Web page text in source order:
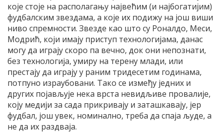
које стоје на располагању највећим (и најбогатијим)
фудбалским звездама, а које их подижу на још виши
ниво спремности. Звезде као што су Роналдо, Меси,
Модрић, који имају приступ технологијама, данас
могу да играју скоро па вечно, док они непознати,
без технологија, умиру на терену млади, или
престају да играју у раним тридесетим годинама,
потпуно израубовани. Тако се између једних и
других појављује нека врста невидљиве провалије,
коју медији за сада прикривају и заташкавају, јер
фудбал, још увек, номинално, треба да спаја људе, а
не да их раздваја.